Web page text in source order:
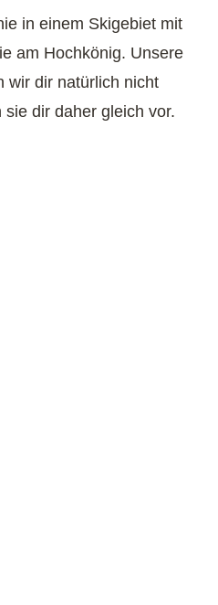
in einem Skigebiet mit
am Hochkönig. Unsere
wir dir natürlich nicht
dir daher gleich vor.